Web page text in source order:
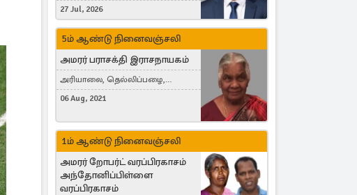
27 Jul, 2026
5ம் ஆண்டு நினைவஞ்சலி
அமரர் பராசக்தி இராசநாயகம்
அரியாலை, தெல்லிப்பழை,
Montreal, Canada
06 Aug, 2021
1ம் ஆண்டு நினைவஞ்சலி
அமரர் றோபர்ட் வரப்பிரகாசம்
அந்தோனிப்பிள்ளை
வரப்பிரகாசம்